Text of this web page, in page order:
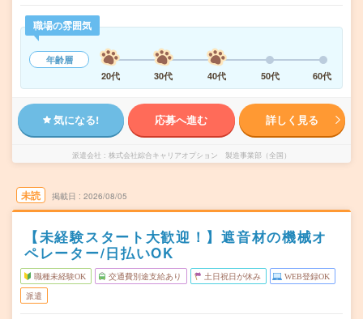
職場の雰囲気
年齢層
20代
30代 40代 50代 60代
気になる! 応募へ進む 詳しく見る
派遣会社 株式会社綜合キャリアオプション 製造事業部（全国）
未読 掲載日 2026/08/05
【未経験スタート大歓迎！】遮音材の機械オ
ペレーター/日払いOK
職種未経験OK 交通費別途支給あり 土日祝日が休み WEB登録OK
派遣